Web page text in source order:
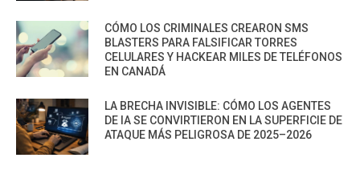
CÓMO LOS CRIMINALES CREARON SMS
BLASTERS PARA FALSIFICAR TORRES
CELULARES Y HACKEAR MILES DE TELÉFONOS
EN CANADÁ
LA BRECHA INVISIBLE: CÓMO LOS AGENTES
DE IA SE CONVIRTIERON EN LA SUPERFICIE DE
ATAQUE MÁS PELIGROSA DE 2025–2026